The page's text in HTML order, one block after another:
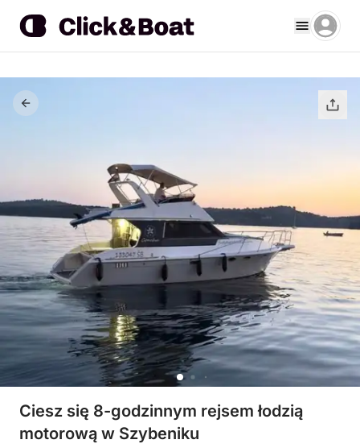
Ciesz się 8-godzinnym rejsem łodzią
motorową w Szybeniku